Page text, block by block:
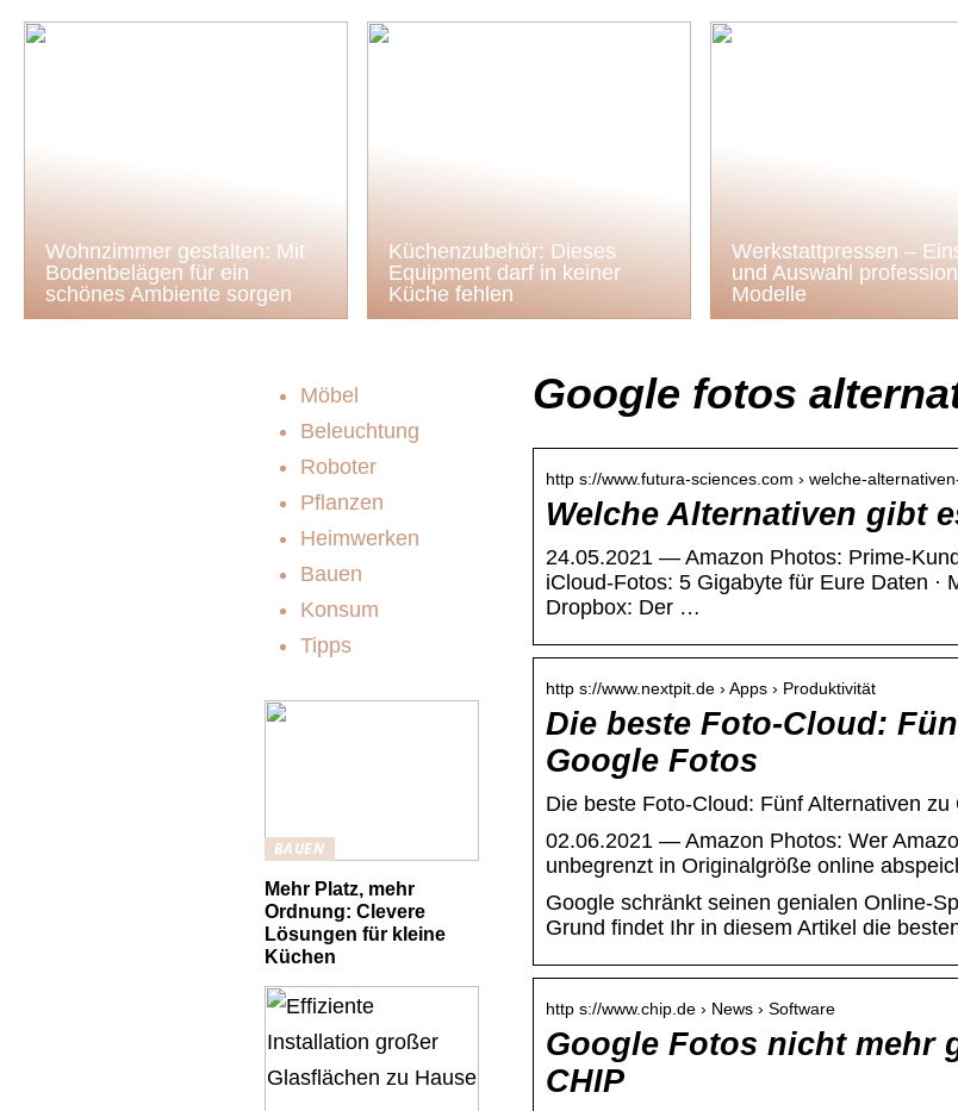
Wohnzimmer gestalten: Mit
Bodenbelägen für ein
schönes Ambiente sorgen
Küchenzubehör: Dieses
Equipment darf in keiner
Küche fehlen
Werkstattpressen –
und Auswahl
Modelle
Google fotos
http s://www.futura-sciences.com › welche-
Welche Alternativen gibt
24.05.2021 — Amazon Photos: Prime-
iCloud-Fotos: 5 Gigabyte für Eure Daten ·
Dropbox: Der …
http s://www.nextpit.de › Apps › Produktivität
Die beste Foto-Cloud:
Google Fotos
Die beste Foto-Cloud: Fünf Alternativen
02.06.2021 — Amazon Photos: Wer
unbegrenzt in Originalgröße online
Google schränkt seinen genialen Online-
Grund findet Ihr in diesem Artikel die
http s://www.chip.de › News › Software
Google Fotos nicht mehr
CHIP
Möbel
Beleuchtung
Roboter
Pflanzen
Heimwerken
Bauen
Konsum
Tipps
BAUEN
Mehr Platz, mehr
Ordnung: Clevere
Lösungen für kleine
Küchen